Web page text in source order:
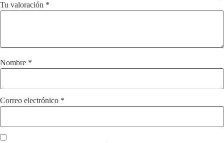
Tu valoración *
Nombre *
Correo electrónico *